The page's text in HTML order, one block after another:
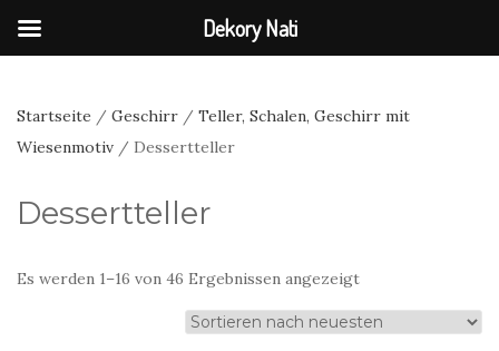
Startseite / Geschirr / Teller, Schalen, Geschirr mit
Wiesenmotiv / Dessertteller
Dessertteller
Es werden 1–16 von 46 Ergebnissen angezeigtNach
neuesten
sortiert
Dekory Nati